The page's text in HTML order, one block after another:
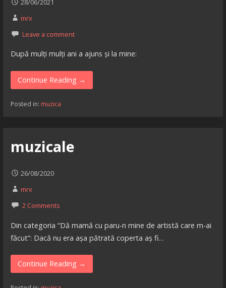
28/06/2021
mrx
Leave a comment
După mulți mulți ani a ajuns și la mine:
Continue Reading →
Posted in: muzica
muzicale
26/08/2020
mrx
2 Comments
Din categoria “Dă mamă cu paru-n mine de artistă care m-ai
făcut”: Dacă nu era așa pătrată coperta aș fi…
Continue Reading →